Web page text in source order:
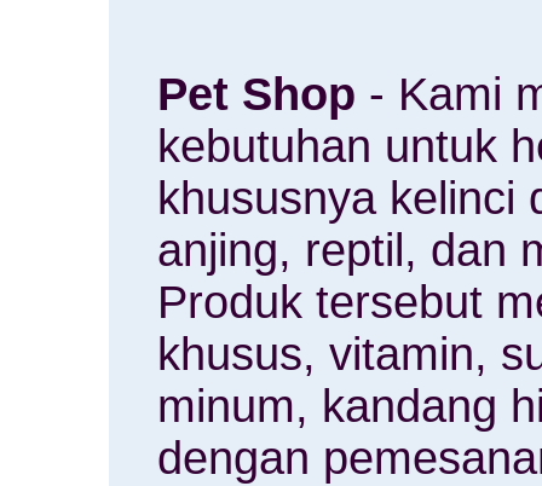
Pet Shop - Kami
kebutuhan untuk
khususnya kelinci
anjing, reptil, dan
Produk tersebut
khusus, vitamin,
minum, kandang
dengan